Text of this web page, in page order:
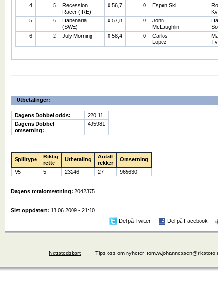
4
5
Recession
Racer (IRE)
0:56,7 0 Espen Ski
5
6
Habenaria
(SWE)
0:57,8 0
John
McLaughlin
6
2 July Morning 0:58,4 0
Carlos
Lopez
Utbetalinger:
Dagens Dobbel odds:
220,11
Dagens Dobbel
omsetning:
495981
Spilltype
Riktig
rette
Utbetaling
Antall
rekker
Omsetning
V5 5 23246 27 965630
Dagens totalomsetning:2042375
Sist oppdatert:18.06.2009 - 21:10
Del på Twitter
Del på Facebook
Nettstedskart Tips oss om nyheter: